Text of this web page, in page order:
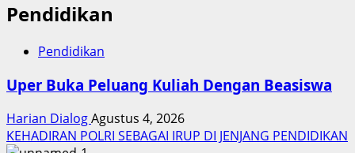
Pendidikan
Pendidikan
Uper Buka Peluang Kuliah Dengan Beasiswa
Harian DialogAgustus 4, 2026
KEHADIRAN POLRI SEBAGAI IRUP DI JENJANG PENDIDIKAN